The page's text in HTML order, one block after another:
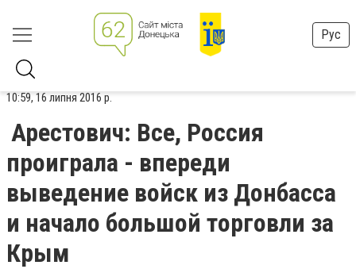
Рус
10:59, 16 липня 2016 р.
Арестович: Все, Россия
проиграла - впереди
выведение войск из Донбасса
и начало большой торговли за
Крым